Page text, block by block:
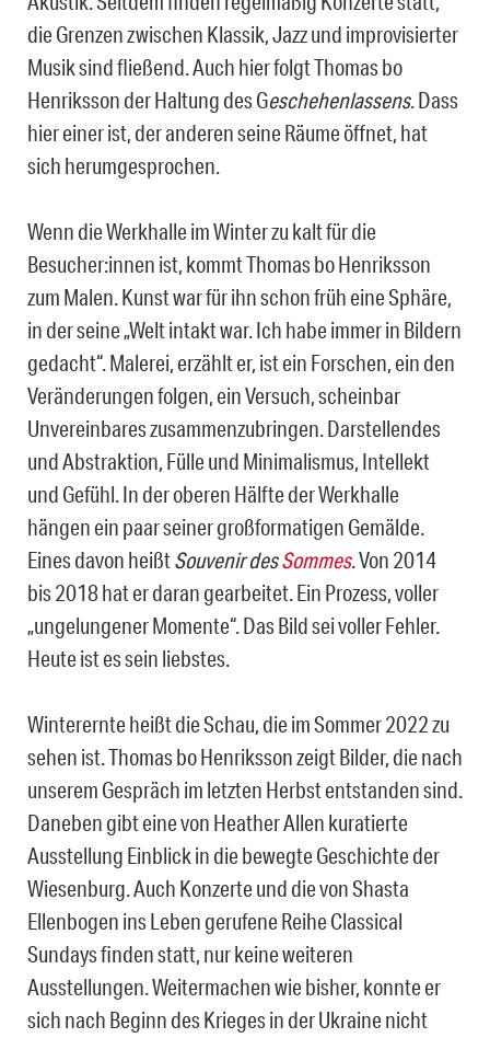
die Grenzen zwischen Klassik, Jazz und improvisierter
Musik sind fließend. Auch hier folgt Thomas bo
Henriksson der Haltung des Geschehenlassens. Dass
hier einer ist, der anderen seine Räume öffnet, hat
sich herumgesprochen.
Wenn die Werkhalle im Winter zu kalt für die
Besucher:innen ist, kommt Thomas bo Henriksson
zum Malen. Kunst war für ihn schon früh eine Sphäre,
in der seine „Welt intakt war. Ich habe immer in Bildern
gedacht“. Malerei, erzählt er, ist ein Forschen, ein den
Veränderungen folgen, ein Versuch, scheinbar
Unvereinbares zusammenzubringen. Darstellendes
und Abstraktion, Fülle und Minimalismus, Intellekt
und Gefühl. In der oberen Hälfte der Werkhalle
hängen ein paar seiner großformatigen Gemälde.
Eines davon heißtSouvenir desSommes. Von 2014
bis 2018 hat er daran gearbeitet. Ein Prozess, voller
„ungelungener Momente“. Das Bild sei voller Fehler.
Heute ist es sein liebstes.
Winterernte heißt die Schau, die im Sommer 2022 zu
sehen ist. Thomas bo Henriksson zeigt Bilder, die nach
unserem Gespräch im letzten Herbst entstanden sind.
Daneben gibt eine von Heather Allen kuratierte
Ausstellung Einblick in die bewegte Geschichte der
Wiesenburg. Auch Konzerte und die von Shasta
Ellenbogen ins Leben gerufene Reihe Classical
Sundays finden statt, nur keine weiteren
Ausstellungen. Weitermachen wie bisher, konnte er
sich nach Beginn des Krieges in der Ukraine nicht